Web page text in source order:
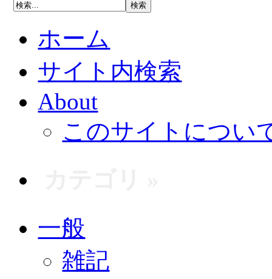
ホーム
サイト内検索
About
このサイトについ
一般
雑記